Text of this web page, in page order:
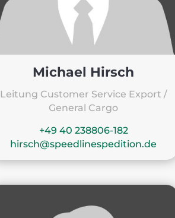
Michael Hirsch
Leitung Customer Service Export /
General Cargo
+49 40 238806-182
hirsch@speedlinespedition.de